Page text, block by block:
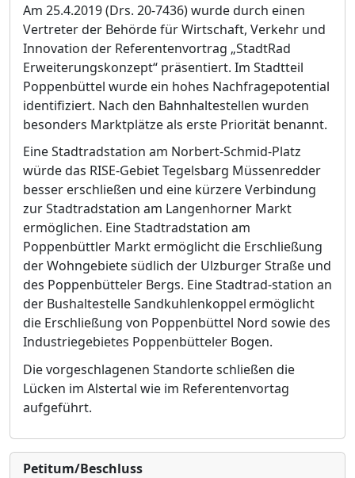
Am 25.4.2019 (Drs. 20-7436) wurde durch einen
Vertreter der Behörde für Wirtschaft, Verkehr und
Innovation der Referentenvortrag „StadtRad
Erweiterungskonzept“ präsentiert. Im Stadtteil
Poppenbüttel wurde ein hohes Nachfragepotential
identifiziert. Nach den Bahnhaltestellen wurden
besonders Marktplätze als erste Priorität benannt.
Eine Stadtradstation am Norbert-Schmid-Platz
würde das RISE-Gebiet Tegelsbarg Müssenredder
besser erschließen und eine kürzere Verbindung
zur Stadtradstation am Langenhorner Markt
ermöglichen. Eine Stadtradstation am
Poppenbüttler Markt ermöglicht die Erschließung
der Wohngebiete südlich der Ulzburger Straße und
des Poppenbütteler Bergs. Eine Stadtrad-station an
der Bushaltestelle Sandkuhlenkoppel ermöglicht
die Erschließung von Poppenbüttel Nord sowie des
Industriegebietes Poppenbütteler Bogen.
Die vorgeschlagenen Standorte schließen die
Lücken im Alstertal wie im Referentenvortag
aufgeführt.
Petitum/Beschluss